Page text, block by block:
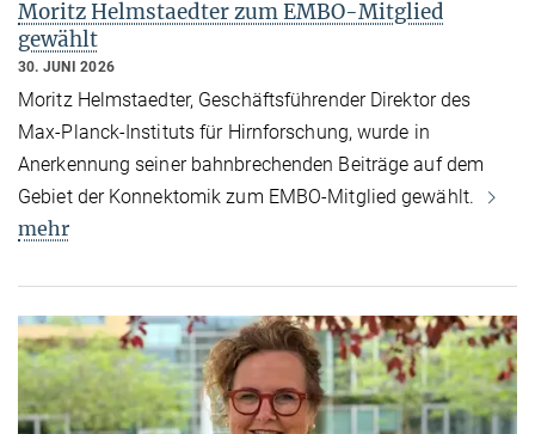
Moritz Helmstaedter zum EMBO-Mitglied
gewählt
30. JUNI 2026
Moritz Helmstaedter, Geschäftsführender Direktor des
Max-Planck-Instituts für Hirnforschung, wurde in
Anerkennung seiner bahnbrechenden Beiträge auf dem
Gebiet der Konnektomik zum EMBO-Mitglied gewählt.
mehr